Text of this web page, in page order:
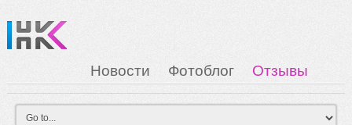
Новости Фотоблог
Отзывы
Загрузка
Мои Картинки Вход